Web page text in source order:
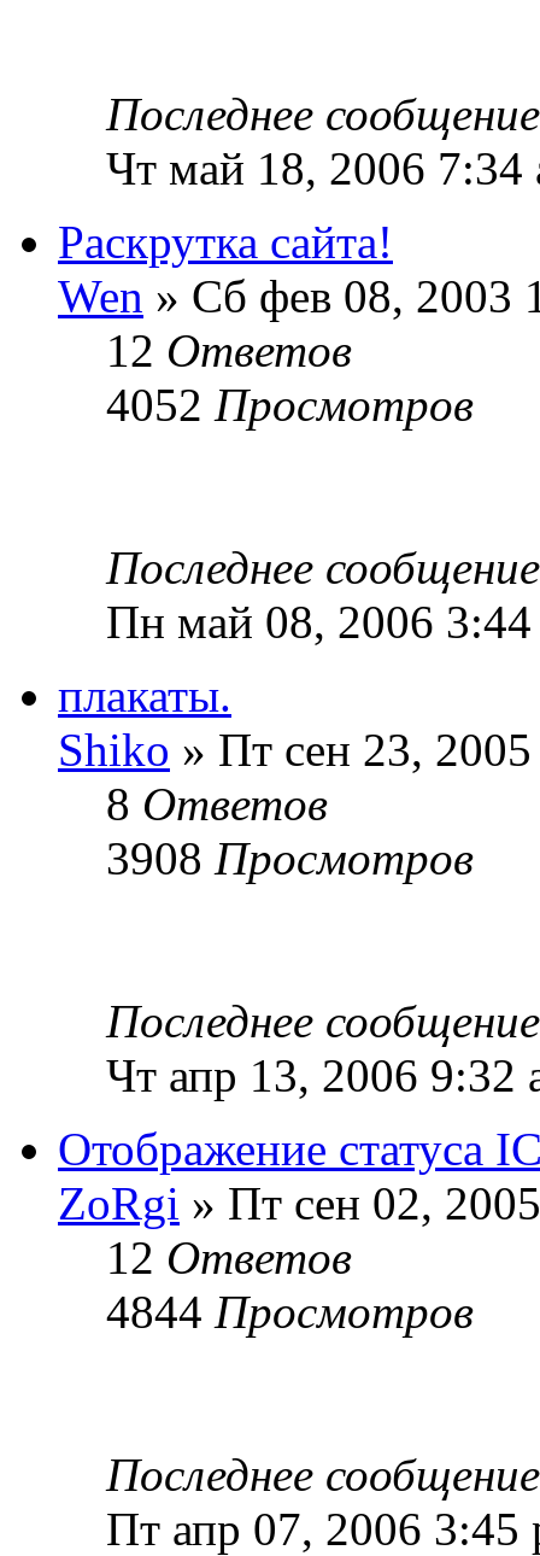
Последнее
Чт май 18, 2006 7:34
Раскрутка сайта!
Wen » Сб фев 08, 2003
12 Ответов
4052 Просмотров
Последнее
Пн май 08, 2006
плакаты.
Shiko » Пт сен 23,
8 Ответов
3908 Просмотров
Последнее
Чт апр 13, 2006 9:32
Отображение статуса
ZoRgi » Пт сен 02,
12 Ответов
4844 Просмотров
Последнее
Пт апр 07, 2006 3:45